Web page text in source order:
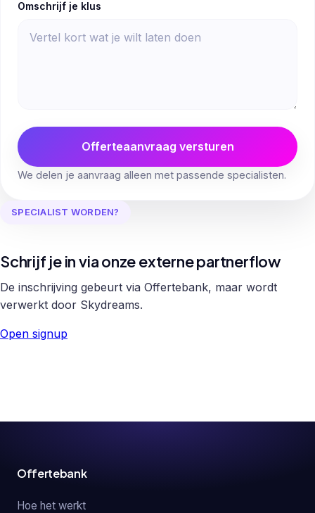
Omschrijf je klus
Offerteaanvraag versturen
We delen je aanvraag alleen met passende specialisten.
SPECIALIST WORDEN?
Schrijf je in via onze externe partnerflow
De inschrijving gebeurt via Offertebank, maar wordt
verwerkt door Skydreams.
Open signup
Offertebank
Hoe het werkt